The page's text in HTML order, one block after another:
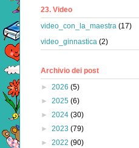
23. Video
video_con_la_maestra (17)
video_ginnastica (2)
Archivio dei post
► 2026 (5)
► 2025 (6)
► 2024 (30)
► 2023 (79)
► 2022 (90)